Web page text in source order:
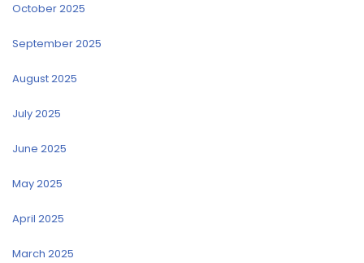
October 2025
September 2025
August 2025
July 2025
June 2025
May 2025
April 2025
March 2025